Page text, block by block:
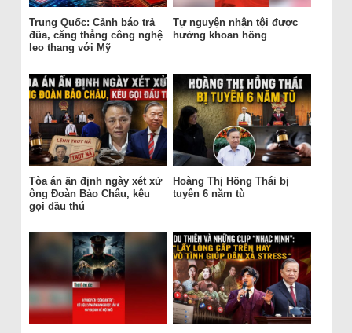
Trung Quốc: Cảnh báo trả
đũa, căng thẳng công nghệ
leo thang với Mỹ
Tự nguyện nhận tội được
hưởng khoan hồng
Tòa án ấn định ngày xét xử
ông Đoàn Bảo Châu, kêu
gọi đầu thú
Hoàng Thị Hồng Thái bị
tuyên 6 năm tù